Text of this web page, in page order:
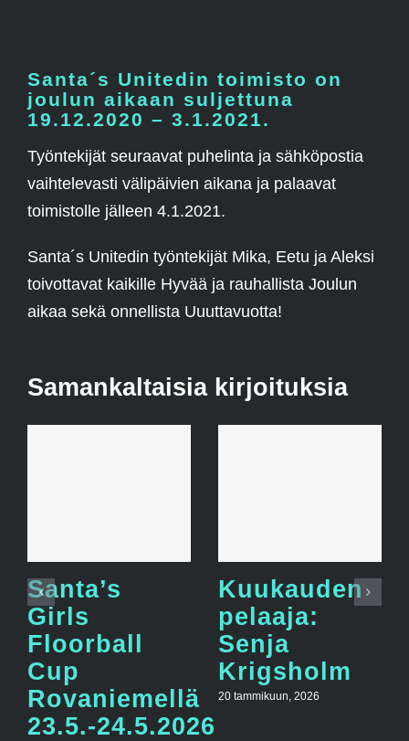
Santa´s Unitedin toimisto on
joulun aikaan suljettuna
19.12.2020 – 3.1.2021.
Työntekijät seuraavat puhelinta ja sähköpostia
vaihtelevasti välipäivien aikana ja palaavat
toimistolle jälleen 4.1.2021.
Santa´s Unitedin työntekijät Mika, Eetu ja Aleksi
toivottavat kaikille Hyvää ja rauhallista Joulun
aikaa sekä onnellista Uuuttavuotta!
Samankaltaisia kirjoituksia
Santa’s
Girls
Floorball
Cup
Rovaniemellä
23.5.-24.5.2026
Kuukauden
pelaaja:
Senja
Krigsholm
20 tammikuun, 2026